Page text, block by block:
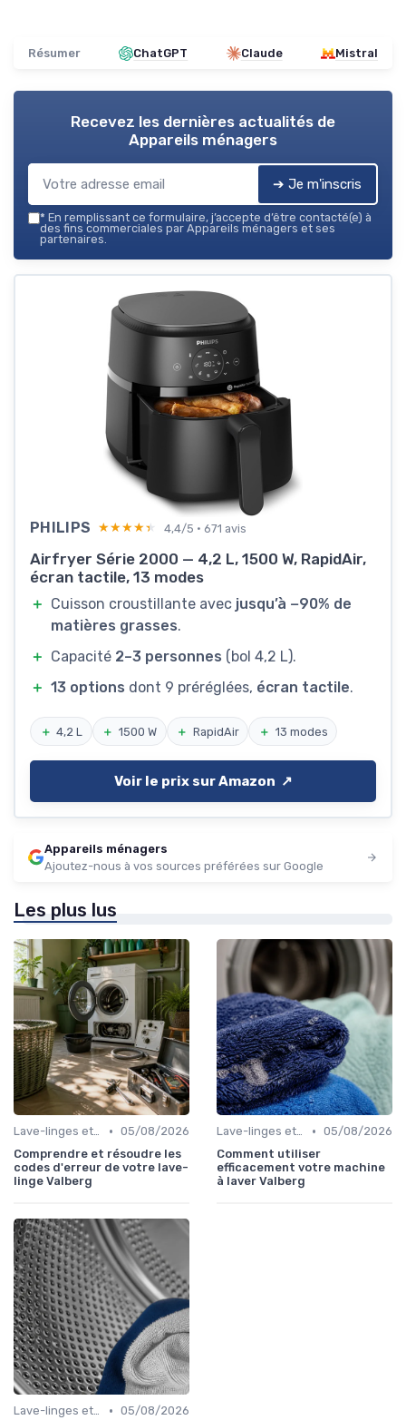
Résumer ChatGPT Claude Mistral
Recevez les dernières actualités de
Appareils ménagers
➔ Je m'inscris
* En remplissant ce formulaire, j’accepte d’être contacté(e) à
des fins commerciales par Appareils ménagers et ses
partenaires.
PHILIPS ★★★★★
★★★★★ 4,4/5 · 671 avis
Airfryer Série 2000 — 4,2 L, 1500 W, RapidAir,
écran tactile, 13 modes
＋ Cuisson croustillante avec jusqu’à −90% de
matières grasses.
＋ Capacité 2–3 personnes (bol 4,2 L).
＋ 13 options dont 9 préréglées, écran tactile.
＋ 4,2 L ＋ 1500 W ＋ RapidAir ＋ 13 modes
Voir le prix sur Amazon ↗️
Appareils ménagers
Ajoutez-nous à vos sources préférées sur Google
Les plus lus
Lave-linges et Sèche-linges • 05/08/2026
Comprendre et résoudre les
codes d'erreur de votre lave-
linge Valberg
Lave-linges et Sèche-linges • 05/08/2026
Comment utiliser
efficacement votre machine
à laver Valberg
Lave-linges et Sèche-linges • 05/08/2026